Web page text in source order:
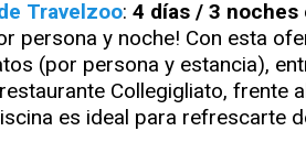
Travelzoo: 4 días / 3 noches
persona y noche! Con esta
(por persona y estancia),
Collegigliato, frente
es ideal para refrescarte